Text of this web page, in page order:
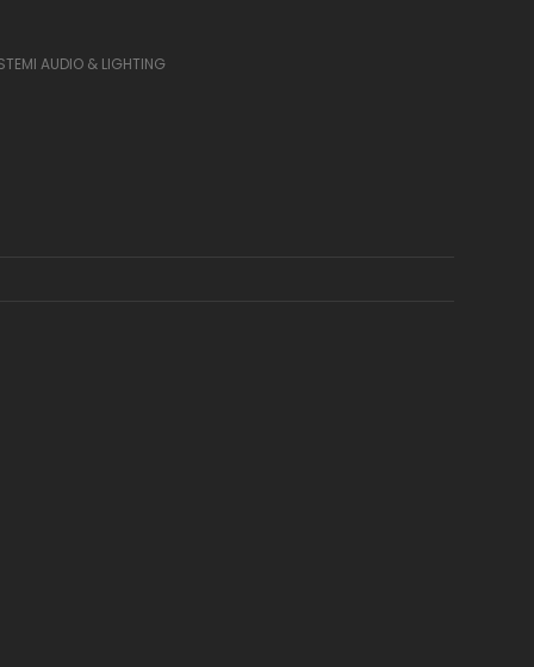
AUDIO & LIGHTING